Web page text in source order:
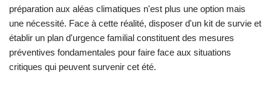
préparation aux aléas climatiques n'est plus une option mais
une nécessité. Face à cette réalité, disposer d'un kit de survie et
établir un plan d'urgence familial constituent des mesures
préventives fondamentales pour faire face aux situations
critiques qui peuvent survenir cet été.